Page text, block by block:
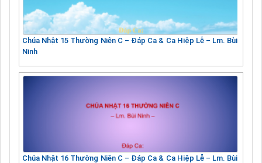
Chúa Nhật 15 Thường Niên C – Đáp Ca & Ca Hiệp Lễ – Lm. Bùi
Ninh
Chúa Nhật 16 Thường Niên C – Đáp Ca & Ca Hiệp Lễ – Lm. Bùi